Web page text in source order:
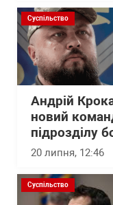
Суспільство
Андрій
новий
підрозділу
20 липня, 12:46
Суспільство